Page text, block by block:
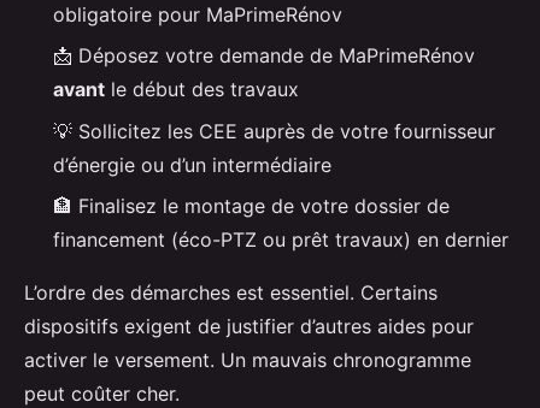
obligatoire pour MaPrimeRénov
📩 Déposez votre demande de MaPrimeRénov
avant le début des travaux
💡 Sollicitez les CEE auprès de votre fournisseur
d’énergie ou d’un intermédiaire
🏦 Finalisez le montage de votre dossier de
financement (éco-PTZ ou prêt travaux) en dernier
L’ordre des démarches est essentiel. Certains
dispositifs exigent de justifier d’autres aides pour
activer le versement. Un mauvais chronogramme
peut coûter cher.